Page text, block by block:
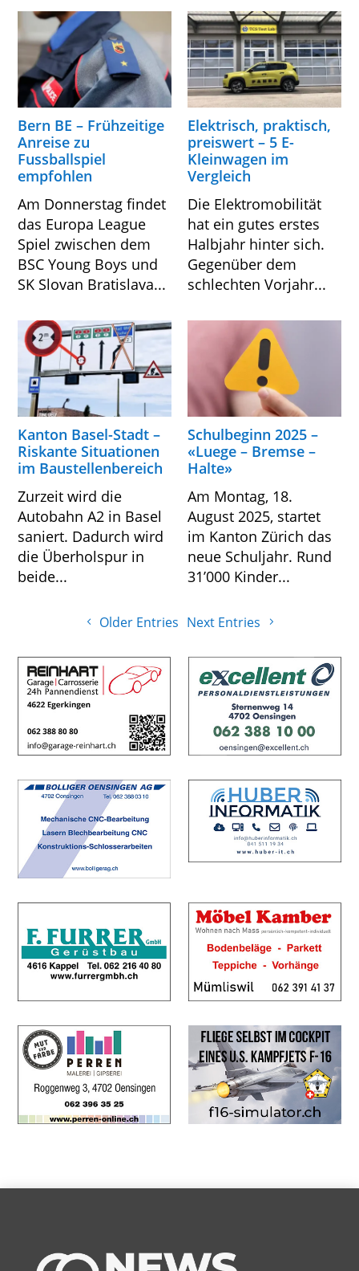
Bern BE – Frühzeitige
Anreise zu
Fussballspiel
empfohlen
Am Donnerstag findet
das Europa League
Spiel zwischen dem
BSC Young Boys und
SK Slovan Bratislava...
Elektrisch, praktisch,
preiswert – 5 E-
Kleinwagen im
Vergleich
Die Elektromobilität
hat ein gutes erstes
Halbjahr hinter sich.
Gegenüber dem
schlechten Vorjahr...
Kanton Basel-Stadt –
Riskante Situationen
im Baustellenbereich
Zurzeit wird die
Autobahn A2 in Basel
saniert. Dadurch wird
die Überholspur in
beide...
Schulbeginn 2025 –
«Luege – Bremse –
Halte»
Am Montag, 18.
August 2025, startet
im Kanton Zürich das
neue Schuljahr. Rund
31’000 Kinder...
Older Entries Next Entries